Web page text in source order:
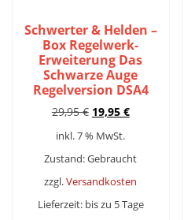
Schwerter & Helden –
Box Regelwerk-
Erweiterung Das
Schwarze Auge
Regelversion DSA4
29,95€ Ursprünglicher
war:
29,95 €
19,95 €Aktueller
19,95 €.
inkl. 7 % MwSt.
Zustand: Gebraucht
zzgl.Versandkosten
Lieferzeit: bis zu 5 Tage